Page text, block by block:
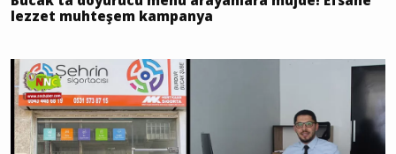
lezzet muhteşem kampanya